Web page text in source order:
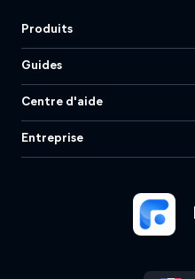
Produits
Guides
Centre d'aide
Entreprise